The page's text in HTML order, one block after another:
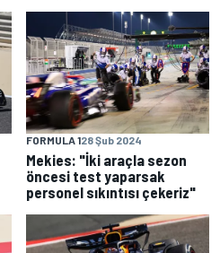
FORMULA 128 Şub 2024
Mekies: "İki araçla sezon
öncesi test yaparsak
personel sıkıntısı çekeriz"